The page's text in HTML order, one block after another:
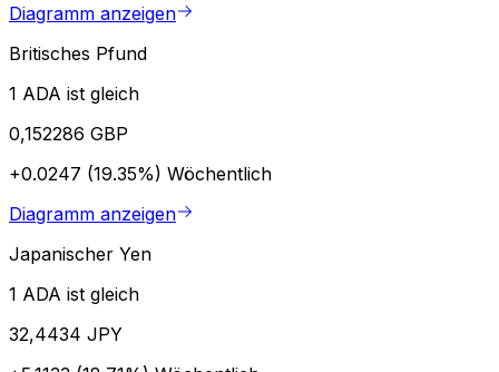
Diagramm anzeigen
Britisches Pfund
1 ADA ist gleich
0,152286 GBP
+0.0247 (19.35%) Wöchentlich
Diagramm anzeigen
Japanischer Yen
1 ADA ist gleich
32,4434 JPY